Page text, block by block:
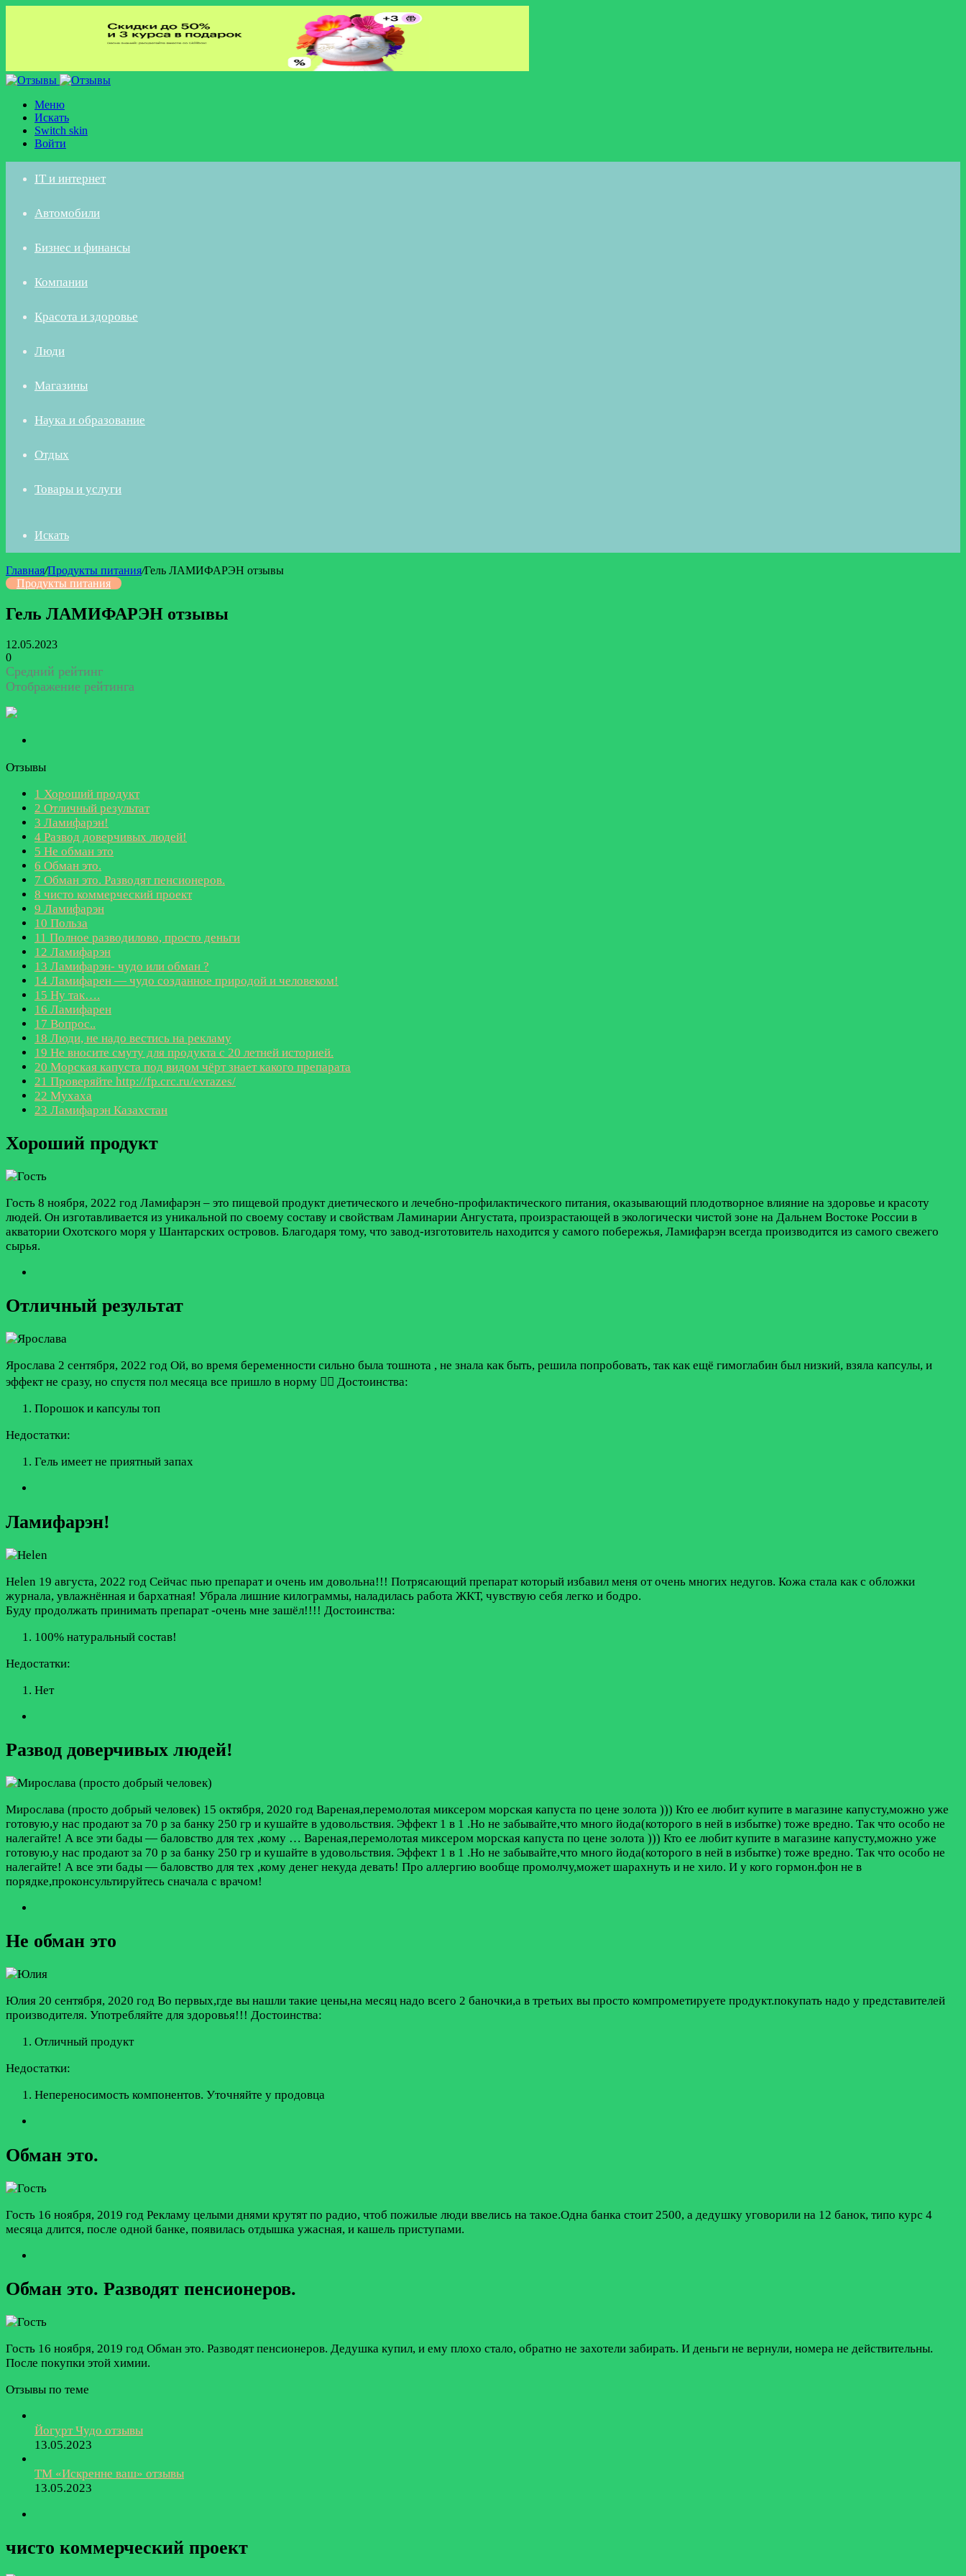
Меню
Искать
Switch skin
Войти
IT и интернет
Автомобили
Бизнес и финансы
Компании
Красота и здоровье
Люди
Магазины
Наука и образование
Отдых
Товары и услуги
Искать
Главная/Продукты питания/Гель ЛАМИФАРЭН отзывы
Продукты питания
Гель ЛАМИФАРЭН отзывы
12.05.2023
0
Средний рейтинг
Отображение рейтинга
Отзывы
1 Хороший продукт
2 Отличный результат
3 Ламифарэн!
4 Развод доверчивых людей!
5 Не обман это
6 Обман это.
7 Обман это. Разводят пенсионеров.
8 чисто коммерческий проект
9 Ламифарэн
10 Польза
11 Полное разводилово, просто деньги
12 Ламифарэн
13 Ламифарэн- чудо или обман ?
14 Ламифарен — чудо созданное природой и человеком!
15 Ну так….
16 Ламифарен
17 Вопрос..
18 Люди, не надо вестись на рекламу
19 Не вносите смуту для продукта с 20 летней историей.
20 Морская капуста под видом чёрт знает какого препарата
21 Проверяйте http://fp.crc.ru/evrazes/
22 Мухаха
23 Ламифарэн Казахстан
Хороший продукт
Гость 8 ноября, 2022 год Ламифарэн – это пищевой продукт диетического и лечебно-профилактического питания, оказывающий плодотворное влияние на здоровье и красоту
людей. Он изготавливается из уникальной по своему составу и свойствам Ламинарии Ангустата, произрастающей в экологически чистой зоне на Дальнем Востоке России в
акватории Охотского моря у Шантарских островов. Благодаря тому, что завод-изготовитель находится у самого побережья, Ламифарэн всегда производится из самого свежего
сырья.
Отличный результат
Ярослава 2 сентября, 2022 год Ой, во время беременности сильно была тошнота , не знала как быть, решила попробовать, так как ещё гимоглабин был низкий, взяла капсулы, и
эффект не сразу, но спустя пол месяца все пришло в норму 👌🏻 Достоинства:
Порошок и капсулы топ
Недостатки:
Гель имеет не приятный запах
Ламифарэн!
Helen 19 августа, 2022 год Сейчас пью препарат и очень им довольна!!! Потрясающий препарат который избавил меня от очень многих недугов. Кожа стала как с обложки
журнала, увлажнённая и бархатная! Убрала лишние килограммы, наладилась работа ЖКТ, чувствую себя легко и бодро.
Буду продолжать принимать препарат -очень мне зашёл!!!! Достоинства:
100% натуральный состав!
Недостатки:
Нет
Развод доверчивых людей!
Мирослава (просто добрый человек) 15 октября, 2020 год Вареная,перемолотая миксером морская капуста по цене золота ))) Кто ее любит купите в магазине капусту,можно уже
готовую,у нас продают за 70 р за банку 250 гр и кушайте в удовольствия. Эффект 1 в 1 .Но не забывайте,что много йода(которого в ней в избытке) тоже вредно. Так что особо не
налегайте! А все эти бады — баловство для тех ,кому … Вареная,перемолотая миксером морская капуста по цене золота ))) Кто ее любит купите в магазине капусту,можно уже
готовую,у нас продают за 70 р за банку 250 гр и кушайте в удовольствия. Эффект 1 в 1 .Но не забывайте,что много йода(которого в ней в избытке) тоже вредно. Так что особо не
налегайте! А все эти бады — баловство для тех ,кому денег некуда девать! Про аллергию вообще промолчу,может шарахнуть и не хило. И у кого гормон.фон не в
порядке,проконсультируйтесь сначала с врачом!
Не обман это
Юлия 20 сентября, 2020 год Во первых,где вы нашли такие цены,на месяц надо всего 2 баночки,а в третьих вы просто компрометируете продукт.покупать надо у представителей
производителя. Употребляйте для здоровья!!! Достоинства:
Отличный продукт
Недостатки:
Непереносимость компонентов. Уточняйте у продовца
Обман это.
Гость 16 ноября, 2019 год Рекламу целыми днями крутят по радио, чтоб пожилые люди ввелись на такое.Одна банка стоит 2500, а дедушку уговорили на 12 банок, типо курс 4
месяца длится, после одной банке, появилась отдышка ужасная, и кашель приступами.
Обман это. Разводят пенсионеров.
Гость 16 ноября, 2019 год Обман это. Разводят пенсионеров. Дедушка купил, и ему плохо стало, обратно не захотели забирать. И деньги не вернули, номера не действительны.
После покупки этой химии.
Отзывы по теме
Йогурт Чудо отзывы
13.05.2023
ТМ «Искренне ваш» отзывы
13.05.2023
чисто коммерческий проект